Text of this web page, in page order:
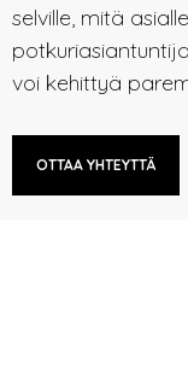
selville, mitä
voi kehittyä
OTTAA YHTEYTTÄ